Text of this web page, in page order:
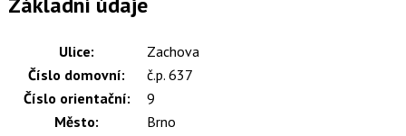
Ulice:
Zachova
Číslo domovní:
č.p. 637
Číslo orientační:
9
Město:
Brno